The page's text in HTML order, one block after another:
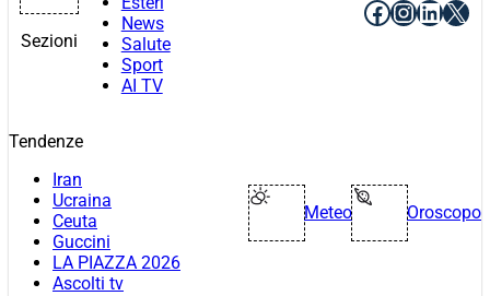
Sezioni
News
Salute
Sport
AI TV
Facebook
X
Tendenze
Iran
Ucraina
Ceuta
Guccini
LA PIAZZA 2026
Ascolti tv
Meteo Oroscopo